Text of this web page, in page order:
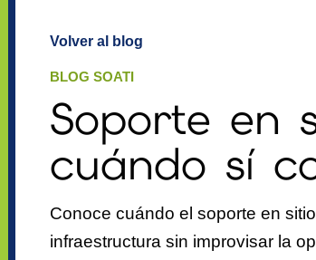
Volver al blog
BLOG SOATI
Soporte en
cuándo sí
Conoce cuándo el soporte en
infraestructura sin improvisar la